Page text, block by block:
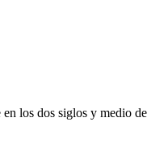
los dos siglos y medio